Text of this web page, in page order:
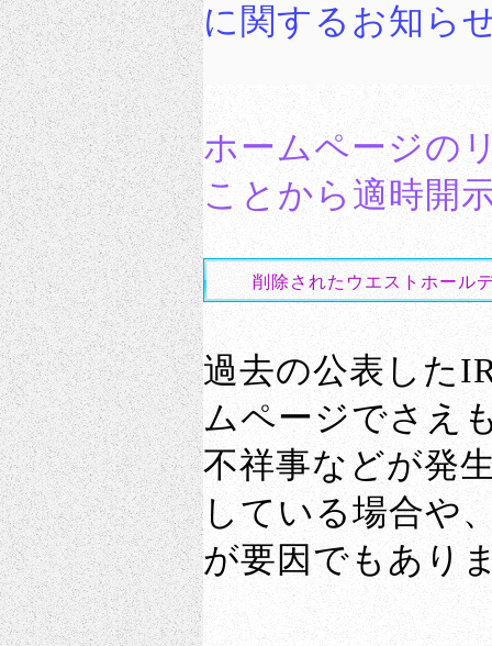
に関するお知ら
ホームページの
ことから適時開
削除されたウエストホール
過去の公表した
ムページでさえ
不祥事などが発
している場合や
が要因でもあり